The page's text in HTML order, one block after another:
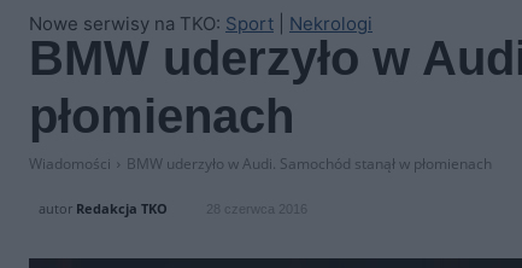
Nowe serwisy na TKO: Sport Nekrologi
BMW uderzyło w
płomienach
Wiadomości BMW uderzyło w Audi. Samochód stanął w płomienach
autor Redakcja TKO 28 czerwca 2016